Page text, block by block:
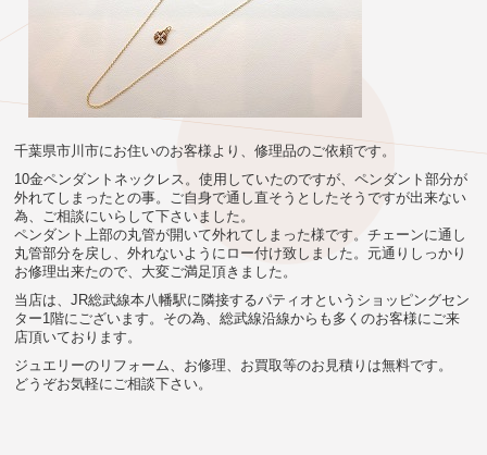
千葉県市川市にお住いのお客様より、修理品のご依頼です。
10金ペンダントネックレス。使用していたのですが、ペンダント部分が
外れてしまったとの事。ご自身で通し直そうとしたそうですが出来ない
為、ご相談にいらして下さいました。
ペンダント上部の丸管が開いて外れてしまった様です。チェーンに通し
丸管部分を戻し、外れないようにロー付け致しました。元通りしっかり
お修理出来たので、大変ご満足頂きました。
当店は、JR総武線本八幡駅に隣接するパティオというショッピングセン
ター1階にございます。その為、総武線沿線からも多くのお客様にご来
店頂いております。
ジュエリーのリフォーム、お修理、お買取等のお見積りは無料です。
どうぞお気軽にご相談下さい。